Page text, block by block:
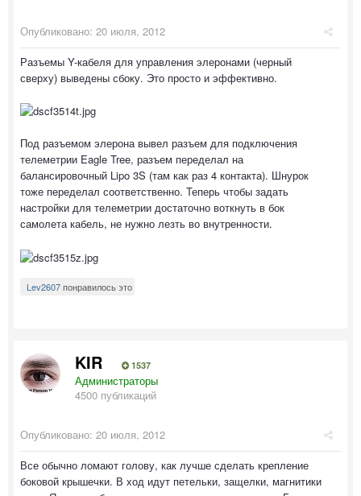
Опубликовано: 20 июля, 2012
Разъемы Y-кабеля для управления элеронами (черный
сверху) выведены сбоку. Это просто и эффективно.
Под разъемом элерона вывел разъем для подключения
телеметрии Eagle Tree, разъем переделал на
балансировочный Lipo 3S (там как раз 4 контакта). Шнурок
тоже переделал соответственно. Теперь чтобы задать
настройки для телеметрии достаточно воткнуть в бок
самолета кабель, не нужно лезть во внутренности.
Lev2607понравилось это
KIR 1537
Администраторы
4500 публикаций
Опубликовано: 20 июля, 2012
Все обычно ломают голову, как лучше сделать крепление
боковой крышечки. В ход идут петельки, защелки, магнитики